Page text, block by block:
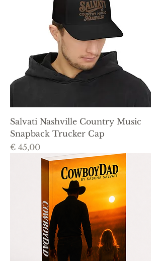
Salvati Nashville Country Music
Snapback Trucker Cap
Prijs
€ 45,00